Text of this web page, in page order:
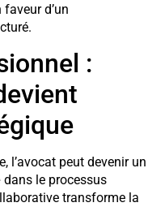
d’un
:
l’avocat peut devenir un
dans le processus
transforme la